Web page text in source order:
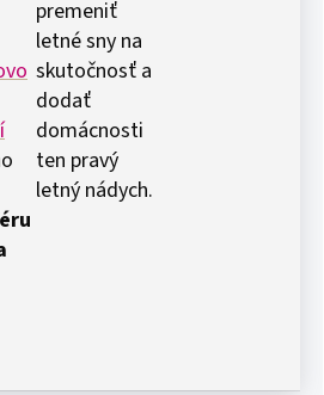
premeniť
letné sny na
skutočnosť a
dodať
domácnosti
ten pravý
letný nádych.